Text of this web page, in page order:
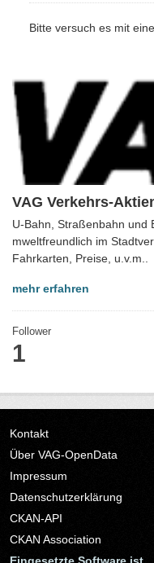
VAG Verkehrs-
U-Bahn, Straßenbahn und
mweltfreundlich im
Fahrkarten, Preise, u.v.m..
mehr erfahren
Follower
1
Bitte versuch es mit
Kontakt
Über VAG-OpenData
Impressum
Datenschutzerklärung
CKAN-API
CKAN Association